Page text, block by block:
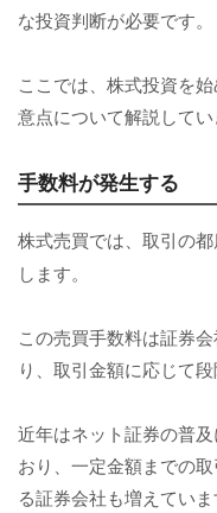
な投資判断が必要です。
ここでは、株式投資を
意点について解説してい
手数料が発生する
株式売買では、取引の
します。
この売買手数料は証券
り、取引金額に応じて
近年はネット証券の普
おり、一定金額までの
る証券会社も増えていま